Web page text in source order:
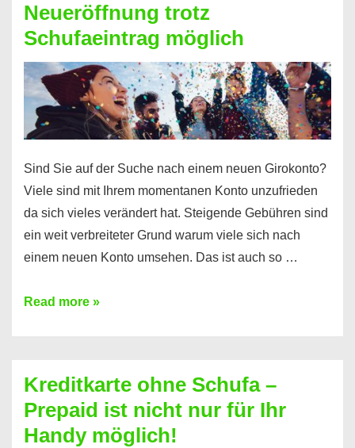
einen
Kredit
ohne
Einkommensnachweis
Neueröffnung trotz
Schufaeintrag möglich
Sind Sie auf der Suche nach einem neuen Girokonto?
Viele sind mit Ihrem momentanen Konto unzufrieden
da sich vieles verändert hat. Steigende Gebühren sind
ein weit verbreiteter Grund warum viele sich nach
einem neuen Konto umsehen. Das ist auch so …
Konto
Neueröffnung
trotz
Schufaeintrag
Read more »
Kreditkarte ohne Schufa –
Prepaid ist nicht nur für Ihr
Handy möglich!